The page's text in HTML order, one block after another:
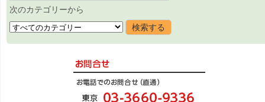
次のカテゴリーから